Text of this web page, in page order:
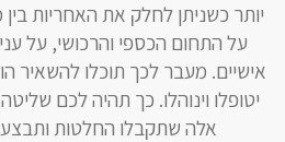
יותר כשניתן לחלק את האחריות
על התחום הכספי והרכושי, על
אישיים. מעבר לכך תוכלו להשאיר
יטופלו וינוהלו. כך תהיה לכם
אלה שתקבלו החלטות